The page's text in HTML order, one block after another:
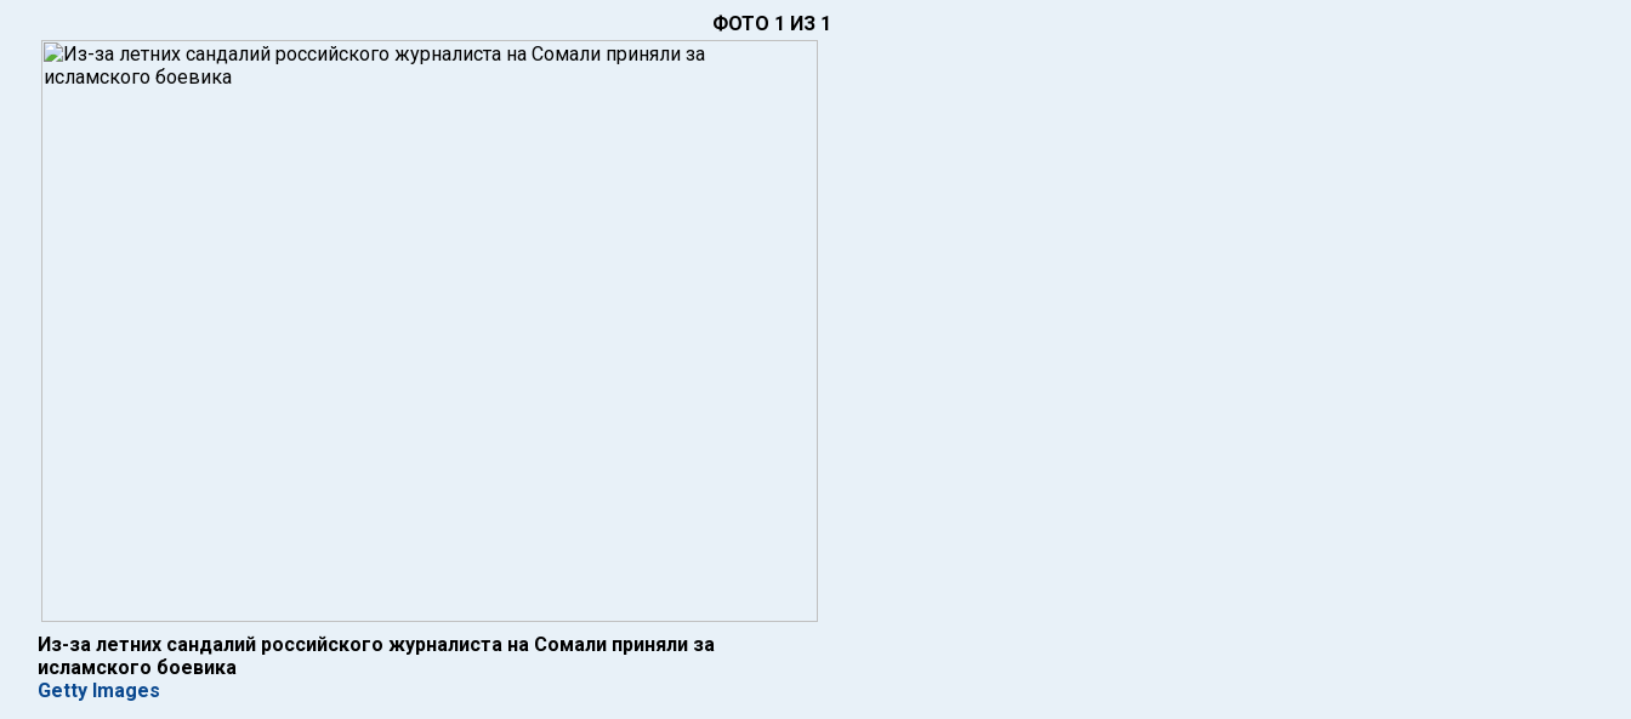
ФОТО 1 ИЗ 1
Из-за летних сандалий российского журналиста на Сомали приняли за
исламского боевика
Getty Images